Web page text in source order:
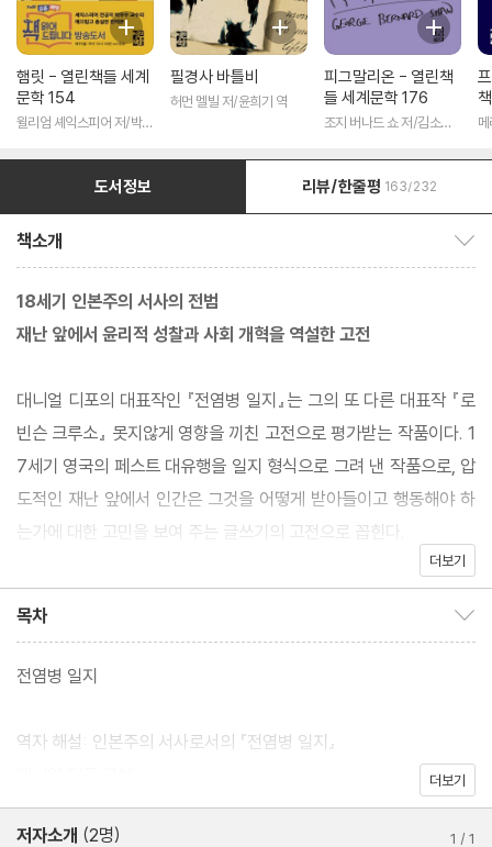
햄릿 - 열린책들 세계
문학 154
윌리엄 셰익스피어 저/박우
필경사 바틀비
허먼 멜빌 저/윤희기 역
피그말리온 - 열린책
들 세계문학 176
조지 버나드 쇼 저/김소임
도서정보 리뷰/한줄평 163/232
책소개
18세기 인본주의 서사의 전범
재난 앞에서 윤리적 성찰과 사회 개혁을 역설한 고전
대니얼 디포의 대표작인 『전염병 일지』는 그의 또 다른 대표작 『로
빈슨 크루소』 못지않게 영향을 끼친 고전으로 평가받는 작품이다. 1
7세기 영국의 페스트 대유행을 일지 형식으로 그려 낸 작품으로, 압
도적인 재난 앞에서 인간은 그것을 어떻게 받아들이고 행동해야 하
는가에 대한 고민을 보여 주는 글쓰기의 고전으로 꼽힌다.
어 무섭게 확산되다가 절망의 끝에서 페스트가 사그라드는 일련의
상황을 촘촘하고 세밀하게 묘사한다. 독자는 무려 4세기 전의 영국
경이 때때로 몹시 낯익은 것으로 다가오기도 한다. 특히 코로나19를
겪은 우리에게 이 글이 주는 실감은 사뭇 다를 수밖에 없을 것이다.
더보기
목차
전염병 일지
역자 해설: 인본주의 서사로서의 『전염병 일지』
더보기
저자소개 (2명) 1 /1